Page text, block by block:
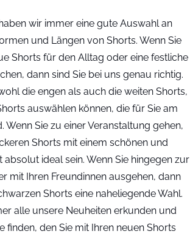
wir immer eine gute Auswahl an
und Längen von Shorts. Wenn Sie
Shorts für den Alltag oder eine festliche
dann sind Sie bei uns genau richtig.
die engen als auch die weiten Shorts,
auswählen können, die für Sie am
Wenn Sie zu einer Veranstaltung gehen,
Shorts mit einem schönen und
absolut ideal sein. Wenn Sie hingegen zur
mit Ihren Freundinnen ausgehen, dann
Shorts eine naheliegende Wahl.
alle unsere Neuheiten erkunden und
finden, den Sie mit Ihren neuen Shorts